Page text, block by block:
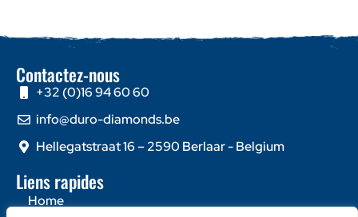
Contactez-nous
+32 (0)16 94 60 60
info@duro-diamonds.be
Hellegatstraat 16 – 2590 Berlaar - Belgium
Liens rapides
Home